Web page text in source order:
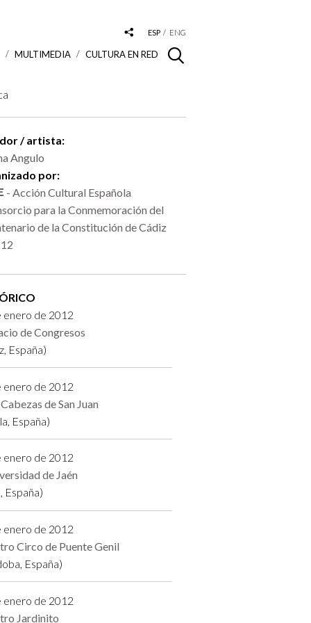
ESP ENG
MULTIMEDIA CULTURA EN RED
/ artista:
Angulo
por:
- Acción Cultural Española
para la Conmemoración del
de la Constitución de Cádiz
enero de 2012
de Congresos
España)
enero de 2012
de San Juan
España)
enero de 2012
de Jaén
España)
enero de 2012
Circo de Puente Genil
España)
enero de 2012
Jardinito